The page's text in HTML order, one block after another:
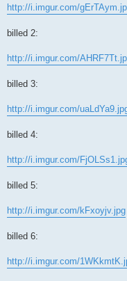
http://i.imgur.com/
billed 2:
http://i.imgur.com/
billed 3:
http://i.imgur.com/
billed 4:
http://i.imgur.com/
billed 5:
http://i.imgur.com/kFxoyjv.jpg
billed 6:
http://i.imgur.com/